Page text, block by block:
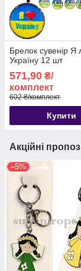
Брелок сувенір
Україну 12 шт
571,90 ₴/
комплект
602 ₴/комплект
Купити
Акційні
–5%